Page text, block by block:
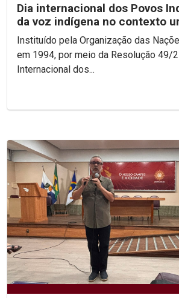
Dia internacional dos Povos
da voz indígena no contexto
Instituído pela Organização das
em 1994, por meio da Resolução 49/
Internacional dos...